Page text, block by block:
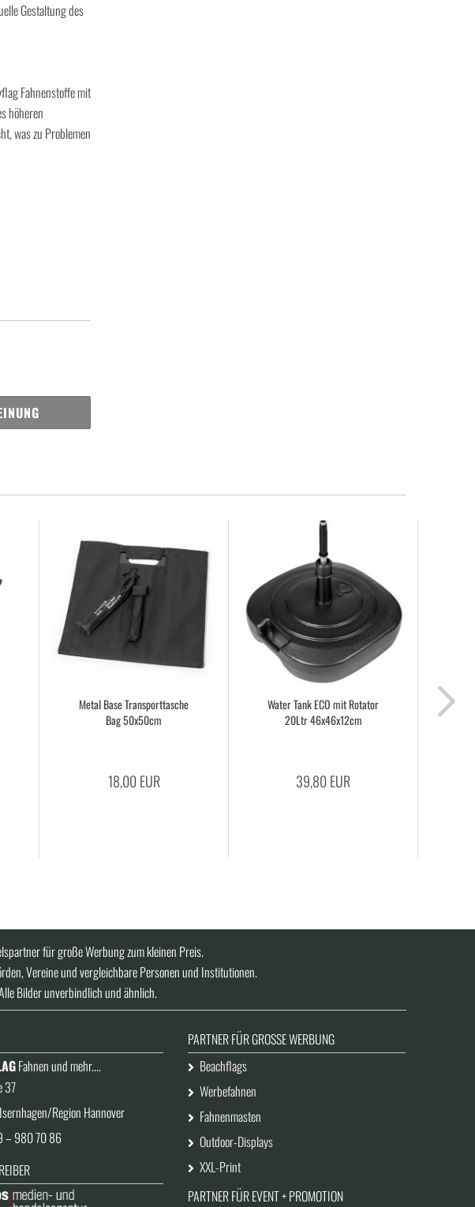
Gestaltung des
Fahnenstoffe mit
höheren
was zu Problemen
Metal Base Trans­port­ta­sche
Bag 50x50cm
18,00 EUR
Water Tank ECO mit Ro­ta­tor
20Ltr 46x46x12cm
39,80 EUR
für große Werbung zum kleinen Preis.
Vereine und vergleichbare Personen und Institutionen.
Bilder unverbindlich und ähnlich.
Fahnen und mehr....
37
Region Hannover
– 980 70 86
PARTNER FÜR GROSSE WERBUNG
Beachflags
Werbefahnen
Fahnenmasten
Outdoor-Displays
XXL-Print
PARTNER FÜR EVENT + PROMOTION